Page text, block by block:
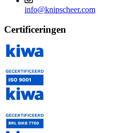
info@knipscheer.com
Certificeringen